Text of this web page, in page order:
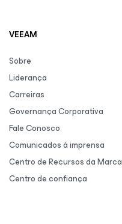
VEEAM
Sobre
Liderança
Carreiras
Governança Corporativa
Fale Conosco
Comunicados à imprensa
Centro de Recursos da Marca
Centro de confiança